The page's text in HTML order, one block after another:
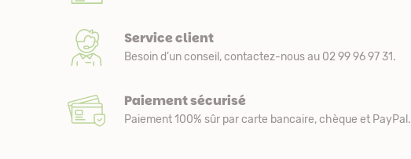
Service client
Besoin d’un conseil, contactez-nous au 02 99 96 97 31.
Paiement sécurisé
Paiement 100% sûr par carte bancaire, chèque et PayPal.